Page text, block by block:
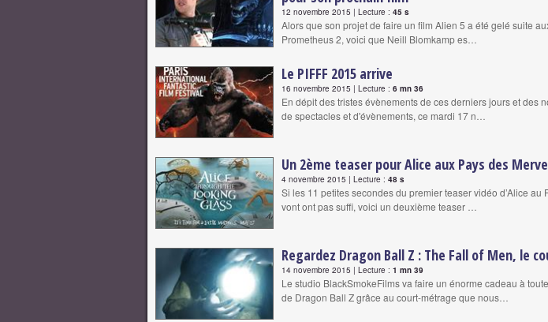
12 novembre 2015 | Lecture : 45 s
Alors que son projet de faire un film Alien 5 a été gelé suite
Prometheus 2, voici que Neill Blomkamp es…
Le PIFFF 2015 arrive
16 novembre 2015 | Lecture : 6 mn 36
En dépit des tristes évènements de ces derniers jours et des
de spectacles et d'évènements, ce mardi 17 n…
Un 2ème teaser pour Alice aux Pays des
4 novembre 2015 | Lecture : 48 s
Si les 11 petites secondes du premier teaser vidéo d’Alice au
vont ont pas suffi, voici un deuxième teaser …
Regardez Dragon Ball Z : The Fall of Men, le
14 novembre 2015 | Lecture : 1 mn 39
Le studio BlackSmokeFilms va faire un énorme cadeau à
de Dragon Ball Z grâce au court-métrage que nous…